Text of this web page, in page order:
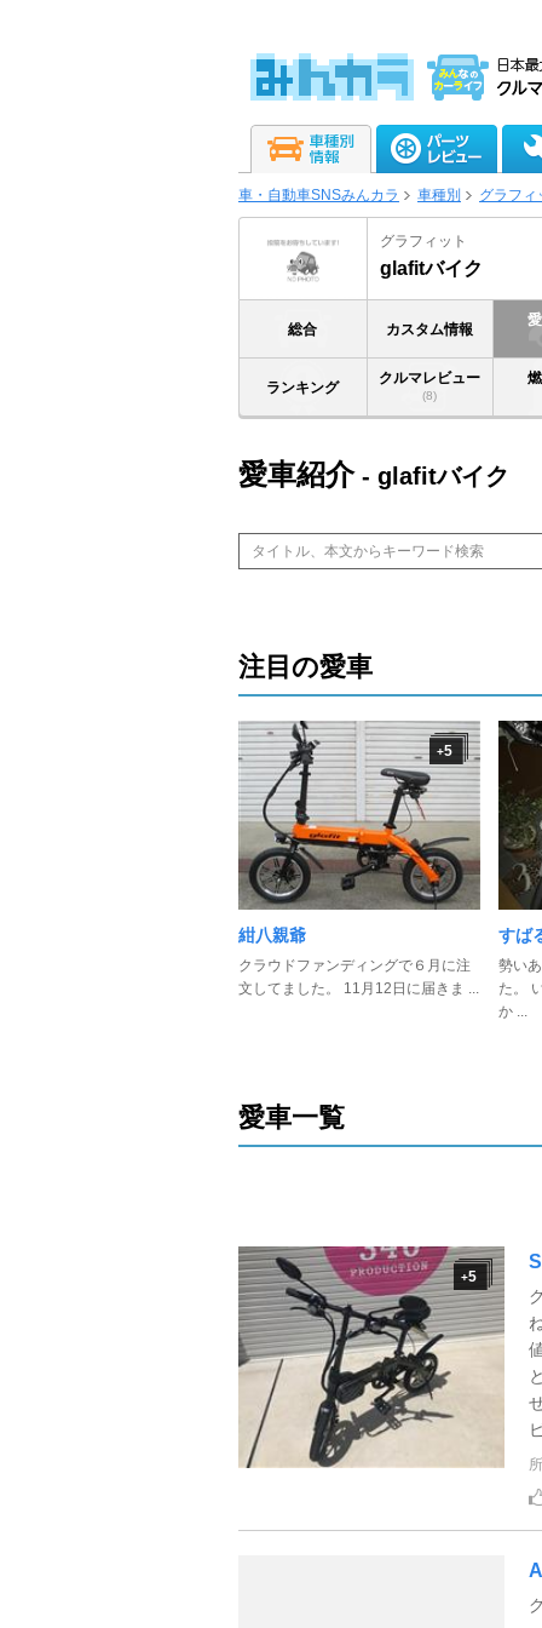
車・自動車SNSみんカラ 車種別 グラフィ
グラフィット
glafitバイク
総合 カスタム情報
ランキング
クルマレビュー
(8)
愛車紹介- glafitバイク
注目の愛車
+5
紺八親爺
クラウドファンディングで６月に注
文してました。 11月12日に届きま ...
すば
勢い
た。
か ...
愛車一覧
+5